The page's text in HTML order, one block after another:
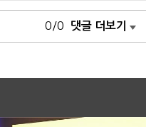
0/0 댓글 더보기